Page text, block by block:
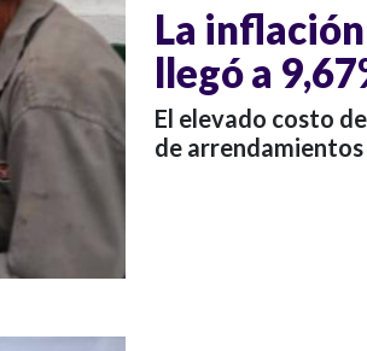
La
llegó a
El elevado costo
de